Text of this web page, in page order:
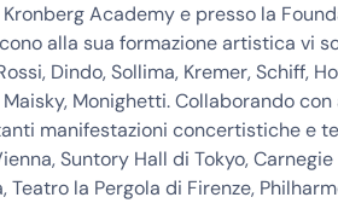
Academy e presso la
alla sua formazione artistica vi
Dindo, Sollima, Kremer, Schiff,
Monighetti. Collaborando
manifestazioni concertistiche e
Suntory Hall di Tokyo, Carnegie
Teatro la Pergola di Firenze,